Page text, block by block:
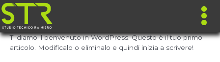
Ti diamo il benvenuto in WordPress. Questo è il tuo primo
articolo. Modificalo o eliminalo e quindi inizia a scrivere!